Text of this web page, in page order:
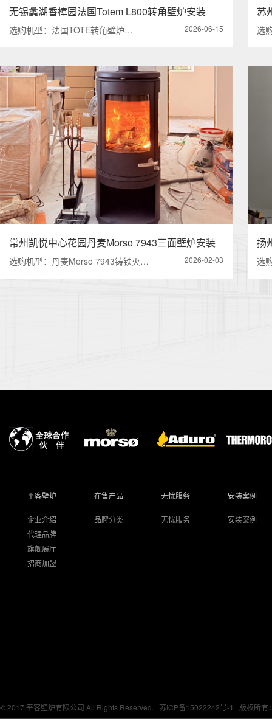
无锡蠡湖香樟园法国Totem L800转角壁炉安装
选购机型：法国TOTE转角壁炉… 2026-06-15
苏
选
常州凯悦中心花园丹麦Morso 7943三面壁炉安装
选购机型：丹麦Morso 7943铸铁火… 2026-02-03
扬
选
平客壁炉
企业介绍
代理品牌
旗舰展厅
招商加盟
在售产品
品牌分类
无忧服务
无忧服务
安装案例
安装案例
© 2017 平客壁炉有限公司 All Rights Reserved. 苏ICP备15022242号-1 版权所有